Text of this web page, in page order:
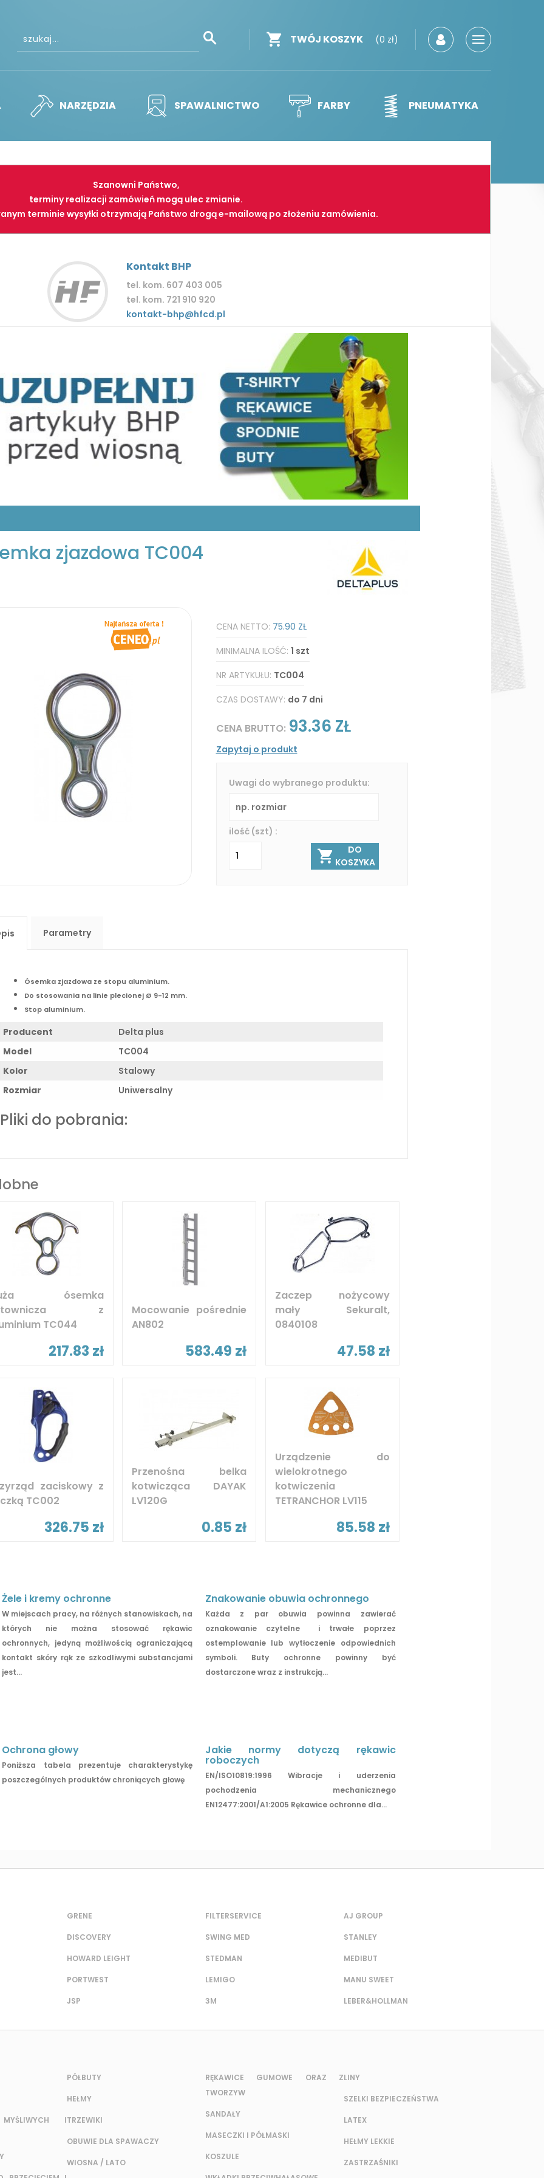
TWÓJ KOSZYK (0 zł)
NARZĘDZIA SPAWALNICTWO FARBY PNEUMATYKA
Szanowni Państwo,
terminy realizacji zamówień mogą ulec zmianie.
terminie wysyłki otrzymają Państwo drogą e-mailową po złożeniu zamówienia.
Kontakt BHP
tel. kom. 607 403 005
tel. kom. 721 910 920
kontakt-bhp@hfcd.pl
zjazdowa TC004
CENA NETTO: 75.90 ZŁ
MINIMALNA ILOŚĆ: 1 szt
NR ARTYKUŁU: TC004
CZAS DOSTAWY: do 7 dni
CENA BRUTTO: 93.36 ZŁ
Zapytaj o produkt
Uwagi do wybranego produktu:
ilość (szt) :
DO
KOSZYKA
Parametry
Ósemka zjazdowa ze stopu aluminium.
Do stosowania na linie plecionej Ø 9-12 mm.
Stop aluminium.
Producent
Delta plus
Model
TC004
Kolor
Stalowy
Rozmiar
Uniwersalny
Pliki do pobrania:
ósemka
z
TC044
217.83 zł
Mocowanie pośrednie
AN802
583.49 zł
Zaczep nożycowy
mały Sekuralt,
0840108
47.58 zł
zaciskowy z
TC002
326.75 zł
Przenośna belka
kotwicząca DAYAK
LV120G
0.85 zł
Urządzenie do
wielokrotnego
kotwiczenia
TETRANCHOR LV115
85.58 zł
Żele i kremy ochronne
W miejscach pracy, na różnych stanowiskach, na
których nie można stosować rękawic
ochronnych, jedyną możliwością ograniczającą
kontakt skóry rąk ze szkodliwymi substancjami
jest...
Znakowanie obuwia ochronnego
Każda z par obuwia powinna zawierać
oznakowanie czytelne i trwałe poprzez
ostemplowanie lub wytłoczenie odpowiednich
symboli. Buty ochronne powinny być
dostarczone wraz z instrukcją...
Ochrona głowy
Poniższa tabela prezentuje charakterystykę
poszczególnych produktów chroniących głowę
Jakie normy dotyczą rękawic
roboczych
EN/ISO10819:1996 Wibracje i uderzenia
pochodzenia mechanicznego
EN12477:2001/A1:2005 Rękawice ochronne dla...
GRENE
DISCOVERY
HOWARD LEIGHT
PORTWEST
JSP
FILTERSERVICE
SWING MED
STEDMAN
LEMIGO
3M
AJ GROUP
STANLEY
MEDIBUT
MANU SWEET
LEBER&HOLLMAN
I
PÓŁBUTY
HEŁMY
TRZEWIKI
OBUWIE DLA SPAWACZY
WIOSNA / LATO
RĘKAWICE GUMOWE ORAZ Z
TWORZYW
SANDAŁY
MASECZKI I PÓŁMASKI
KOSZULE
LINY
SZELKI BEZPIECZEŃSTWA
LATEX
HEŁMY LEKKIE
ZASTRZAŚNIKI